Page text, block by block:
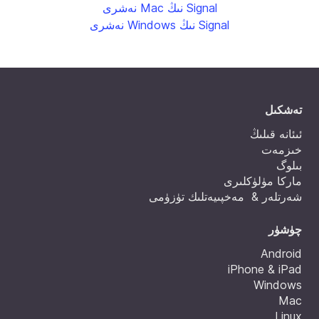
Signal نىڭ Mac نەشرى
Signal نىڭ Windows نەشرى
تەشكىل
ئىئانە قىلىڭ
خىزمەت
بىلوگ
ماركا مۈلۈكلىرى
شەرتلەر & مەخپىيەتلىك تۈزۈمى
چۈشۈر
Android
iPhone & iPad
Windows
Mac
Linux